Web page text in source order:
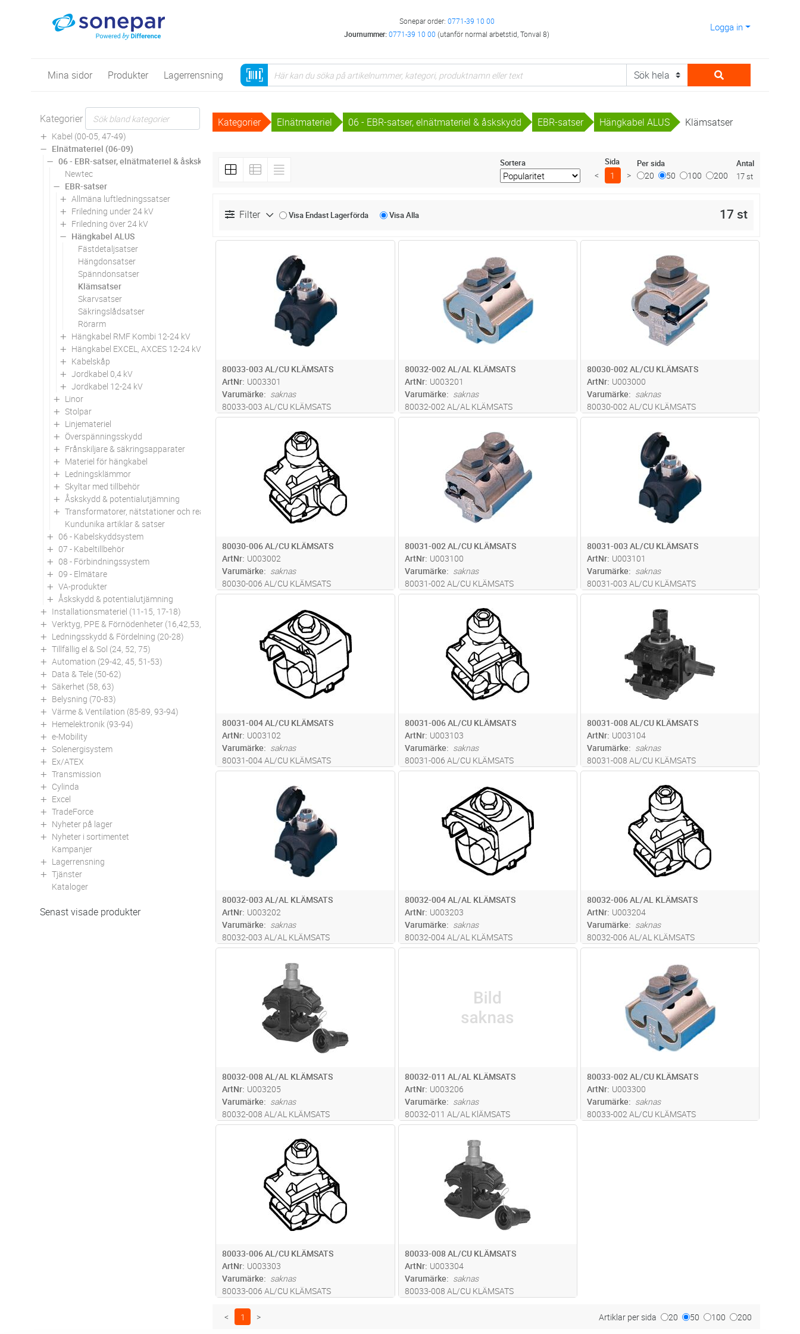
Sonepar order: 0771-39 10 00
Journummer:0771-39 10 00 (utanför normal arbetstid, Tonval 8)
Logga in
Mina sidor Produkter Lagerrensning
Kategorier
Kabel (00-05, 47-49)
Elnätmateriel (06-09)
06 - EBR-satser, elnätmateriel & åskskydd
Newtec
EBR-satser
Allmäna luftledningssatser
Friledning under 24 kV
Friledning över 24 kV
Hängkabel ALUS
Fästdetaljsatser
Hängdonsatser
Spänndonsatser
Klämsatser
Skarvsatser
Säkringslådsatser
Rörarm
Hängkabel RMF Kombi 12-24 kV
Hängkabel EXCEL, AXCES 12-24 kV
Kabelskåp
Jordkabel 0,4 kV
Jordkabel 12-24 kV
Linor
Stolpar
Linjemateriel
Överspänningsskydd
Frånskiljare & säkringsapparater
Materiel för hängkabel
Ledningsklämmor
Skyltar med tillbehör
Åskskydd & potentialutjämning
Transformatorer, nätstationer och reaktorer
Kundunika artiklar & satser
06 - Kabelskyddsystem
07 - Kabeltillbehör
08 - Förbindningssystem
09 - Elmätare
VA-produkter
Åskskydd & potentialutjämning
Installationsmateriel (11-15, 17-18)
Verktyg, PPE & Förnödenheter (16,42,53,94)
Ledningsskydd & Fördelning (20-28)
Tillfällig el & Sol (24, 52, 75)
Automation (29-42, 45, 51-53)
Data & Tele (50-62)
Säkerhet (58, 63)
Belysning (70-83)
Värme & Ventilation (85-89, 93-94)
Hemelektronik (93-94)
e-Mobility
Solenergisystem
Ex/ATEX
Transmission
Cylinda
Excel
TradeForce
Nyheter på lager
Nyheter i sortimentet
Kampanjer
Lagerrensning
Tjänster
Kataloger
Senast visade produkter
Kategorier Elnätmateriel 06 - EBR-satser, elnätmateriel & åskskydd EBR-satser Hängkabel ALUS Klämsatser
Sortera Sida
< 1 >
Per sida
20 50 100 200
Antal
17 st
Filter Visa Endast Lagerförda VisaAlla 17 st
80033-003 AL/CU KLÄMSATS
ArtNr U003301
Varumärke
saknas
80033-003 AL/CU KLÄMSATS
80032-002 AL/AL KLÄMSATS
ArtNr U003201
Varumärke
saknas
80032-002 AL/AL KLÄMSATS
80030-002 AL/CU KLÄMSATS
ArtNr U003000
Varumärke
saknas
80030-002 AL/CU KLÄMSATS
Lägg i kundvagn
80030-006 AL/CU KLÄMSATS
ArtNr U003002
Varumärke
saknas
80030-006 AL/CU KLÄMSATS
Lägg i kundvagn
80031-002 AL/CU KLÄMSATS
ArtNr U003100
Varumärke
saknas
80031-002 AL/CU KLÄMSATS
80031-003 AL/CU KLÄMSATS
ArtNr U003101
Varumärke
saknas
80031-003 AL/CU KLÄMSATS
80031-004 AL/CU KLÄMSATS
ArtNr U003102
Varumärke
saknas
80031-004 AL/CU KLÄMSATS
Lägg i kundvagn
80031-006 AL/CU KLÄMSATS
ArtNr U003103
Varumärke
saknas
80031-006 AL/CU KLÄMSATS
80031-008 AL/CU KLÄMSATS
ArtNr U003104
Varumärke
saknas
80031-008 AL/CU KLÄMSATS
80032-003 AL/AL KLÄMSATS
ArtNr U003202
Varumärke
saknas
80032-003 AL/AL KLÄMSATS
80032-004 AL/AL KLÄMSATS
ArtNr U003203
Varumärke
saknas
80032-004 AL/AL KLÄMSATS
Lägg i kundvagn
80032-006 AL/AL KLÄMSATS
ArtNr U003204
Varumärke
saknas
80032-006 AL/AL KLÄMSATS
80032-008 AL/AL KLÄMSATS
ArtNr U003205
Varumärke
saknas
80032-008 AL/AL KLÄMSATS
80032-011 AL/AL KLÄMSATS
ArtNr U003206
Varumärke
saknas
80032-011 AL/AL KlÄMSATS
80033-002 AL/CU KLÄMSATS
ArtNr U003300
Varumärke
saknas
80033-002 AL/CU KLÄMSATS
Lägg i kundvagn
80033-006 AL/CU KLÄMSATS
ArtNr U003303
Varumärke
saknas
80033-006 AL/CU KLÄMSATS
80033-008 AL/CU KLÄMSATS
ArtNr U003304
Varumärke
saknas
80033-008 AL/CU KLÄMSATS
< 1 > Artiklar per sida 20 50 100 200